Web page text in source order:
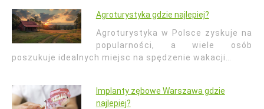
Agroturystyka gdzie najlepiej?
Agroturystyka w Polsce zyskuje na
popularności, a wiele osób
poszukuje idealnych miejsc na spędzenie wakacji…
Implanty zębowe Warszawa gdzie
najlepiej?